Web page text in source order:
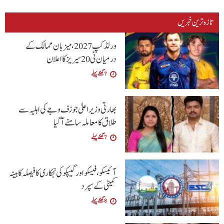
تازہ ترین خبریں
ورلڈ کپ 2027، میزبان ممالک کے
درمیان ٹی20 سیریز کا اعلان
7 گھنٹے پہلے
بھارتی وزیراعلیٰ جوزف وجے کی اہلیہ سے
طلاق کا معاملہ سامنے آگیا
7 گھنٹے پہلے
آئیسکو، فیسکو اور گیپکو کی نجکاری کا فیصلہ کابینہ
کمیٹی کے سپرد
8 گھنٹے پہلے